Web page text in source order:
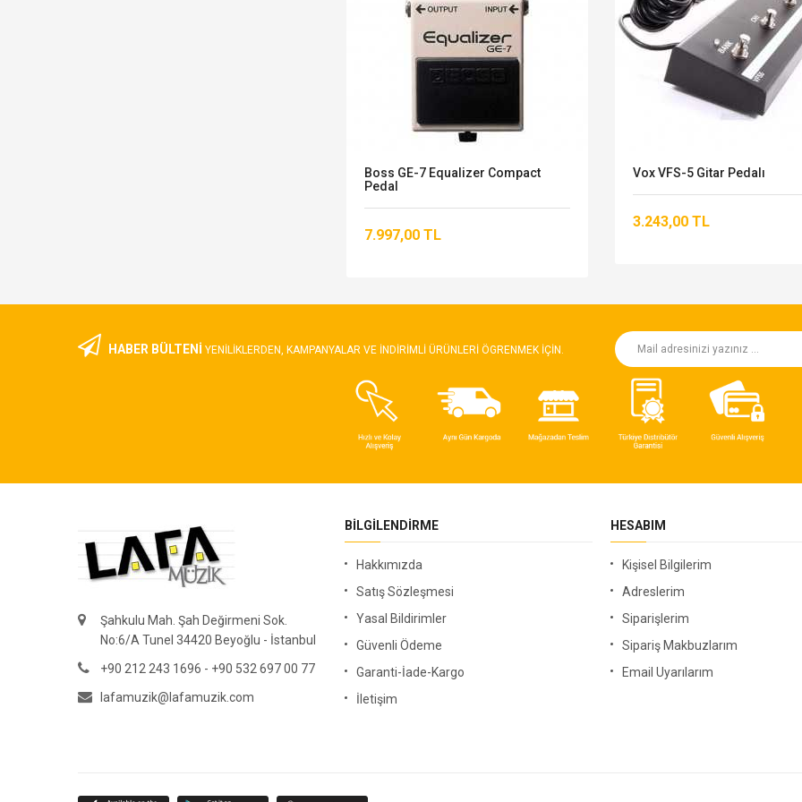
Boss GE-7 Equalizer Compact
Pedal
7.997,00 TL
Vox VFS-5 Gitar Pedalı
3.243,00 TL
HABER BÜLTENİ YENILIKLERDEN, KAMPANYALAR VE INDIRIMLI ÜRÜNLERI ÖGRENMEK IÇIN.
Şahkulu Mah. Şah Değirmeni Sok.
No:6/A Tunel 34420 Beyoğlu - İstanbul
+90 212 243 1696 - +90 532 697 00 77
lafamuzik@lafamuzik.com
BILGILENDIRME
Hakkımızda
Satış Sözleşmesi
Yasal Bildirimler
Güvenli Ödeme
Garanti-İade-Kargo
İletişim
HESABIM
Kişisel Bilgilerim
Adreslerim
Siparişlerim
Sipariş Makbuzlarım
Email Uyarılarım